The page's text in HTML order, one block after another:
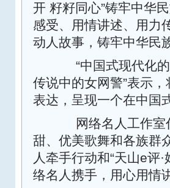
开 籽籽同心”铸牢中华
感受、用情讲述、用力
动人故事，铸牢中华民
“中国式现代化的
传说中的女网警”表示
表达，呈现一个在中国
网络名人工作室
甜、优美歌舞和各族群
人牵手行动和“天山e评
络名人携手，用心用情